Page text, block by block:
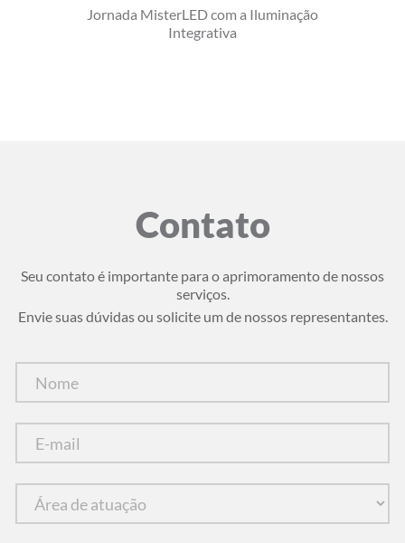
Jornada MisterLED com a Iluminação
Integrativa
Contato
Seu contato é importante para o aprimoramento de nossos
serviços.
Envie suas dúvidas ou solicite um de nossos representantes.